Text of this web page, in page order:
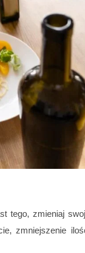
tego, zmieniaj
zmniejszenie